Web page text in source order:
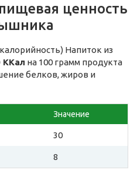
ценность
Напиток из
ККал на 100 грамм продукта
белков, жиров и
Значение
30
8